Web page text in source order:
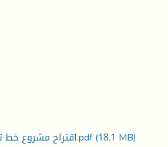
اقتراح مشروع خط ترامواي بمدينة البويرة.pdf(18.1 MB)